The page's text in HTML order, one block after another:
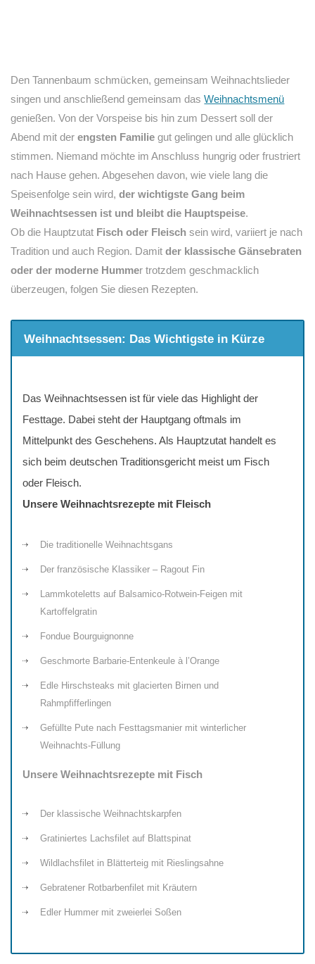
Den Tannenbaum schmücken, gemeinsam Weihnachtslieder
singen und anschließend gemeinsam dasWeihnachtsmenü
genießen. Von der Vorspeise bis hin zum Dessert soll der
Abend mit derengsten Familie gut gelingen und alle glücklich
stimmen. Niemand möchte im Anschluss hungrig oder frustriert
nach Hause gehen. Abgesehen davon, wie viele lang die
Speisenfolge sein wird,der wichtigste Gang beim
Weihnachtsessen ist und bleibt die Hauptspeise.
Ob die Hauptzutat Fisch oder Fleisch sein wird, variiert je nach
Tradition und auch Region. Damitder klassische Gänsebraten
oder der moderne Hummer trotzdem geschmacklich
überzeugen, folgen Sie diesen Rezepten.
Weihnachtsessen: Das Wichtigste in Kürze
Das Weihnachtsessen ist für viele das Highlight der
Festtage. Dabei steht der Hauptgang oftmals im
Mittelpunkt des Geschehens. Als Hauptzutat handelt es
sich beim deutschen Traditionsgericht meist um Fisch
oder Fleisch.
Unsere Weihnachtsrezepte mit Fleisch
Die traditionelle Weihnachtsgans
Der französische Klassiker – Ragout Fin
Lammkoteletts auf Balsamico-Rotwein-Feigen mit
Kartoffelgratin
Fondue Bourguignonne
Geschmorte Barbarie-Entenkeule à l’Orange
Edle Hirschsteaks mit glacierten Birnen und
Rahmpfifferlingen
Gefüllte Pute nach Festtagsmanier mit winterlicher
Weihnachts-Füllung
Unsere Weihnachtsrezepte mit Fisch
Der klassische Weihnachtskarpfen
Gratiniertes Lachsfilet auf Blattspinat
Wildlachsfilet in Blätterteig mit Rieslingsahne
Gebratener Rotbarbenfilet mit Kräutern
Edler Hummer mit zweierlei Soßen